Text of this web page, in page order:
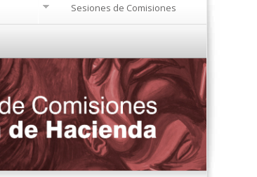
Sesiones de Comisiones